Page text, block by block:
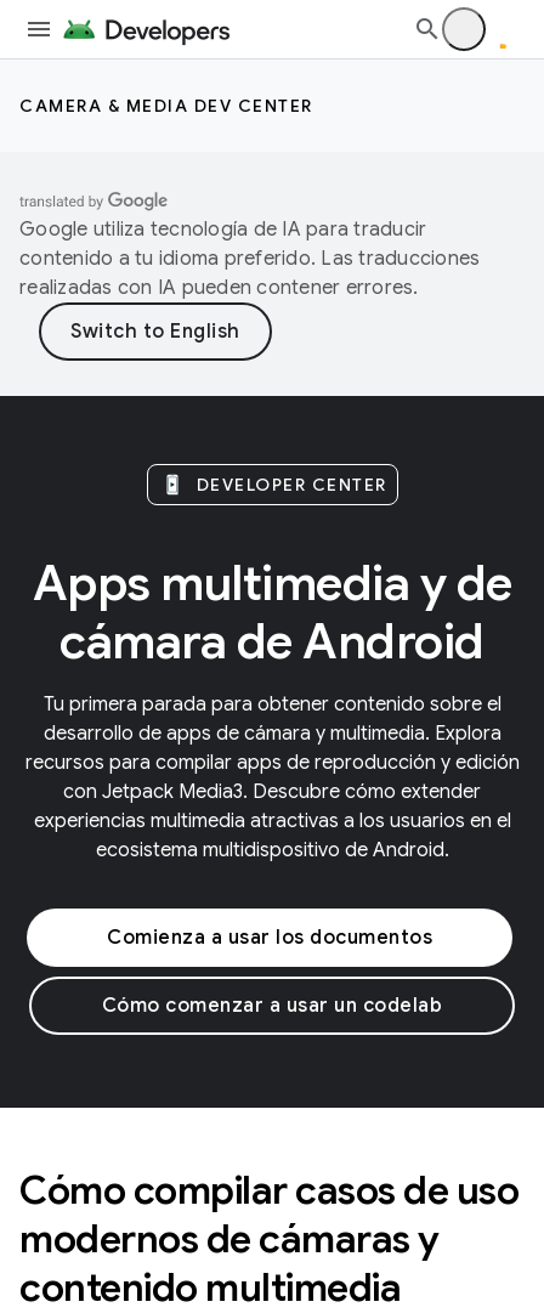
CAMERA & MEDIA DEV CENTER
Google utiliza tecnología de IA para traducir
contenido a tu idioma preferido. Las traducciones
realizadas con IA pueden contener errores.
DEVELOPER CENTER
Apps multimedia y de
cámara de Android
Tu primera parada para obtener contenido sobre el
desarrollo de apps de cámara y multimedia. Explora
recursos para compilar apps de reproducción y edición
con Jetpack Media3. Descubre cómo extender
experiencias multimedia atractivas a los usuarios en el
ecosistema multidispositivo de Android.
Comienza a usar los documentos
Cómo comenzar a usar un codelab
Cómo compilar casos de uso
modernos de cámaras y
contenido multimedia